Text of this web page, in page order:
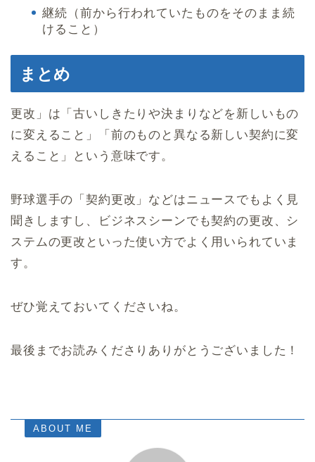
継続（前から行われていたものをそのまま続
けること）
まとめ
更改」は「古いしきたりや決まりなどを新しいもの
に変えること」「前のものと異なる新しい契約に変
えること」という意味です。
野球選手の「契約更改」などはニュースでもよく見
聞きしますし、ビジネスシーンでも契約の更改、シ
ステムの更改といった使い方でよく用いられていま
す。
ぜひ覚えておいてくださいね。
最後までお読みくださりありがとうございました！
ABOUT ME